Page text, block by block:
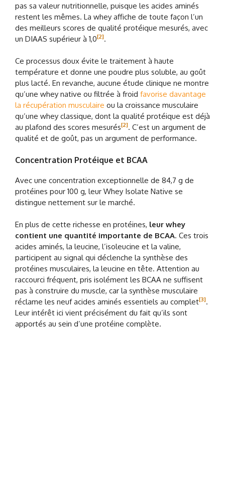
pas sa valeur nutritionnelle, puisque les acides aminés
restent les mêmes. La whey affiche de toute façon l’un
des meilleurs scores de qualité protéique mesurés, avec
un DIAAS supérieur à 1,0[2].
Ce processus doux évite le traitement à haute
température et donne une poudre plus soluble, au goût
plus lacté. En revanche, aucune étude clinique ne montre
qu’une whey native ou filtrée à froid favorise davantage
la récupération musculaire ou la croissance musculaire
qu’une whey classique, dont la qualité protéique est déjà
au plafond des scores mesurés[2]. C’est un argument de
qualité et de goût, pas un argument de performance.
Concentration Protéique et BCAA
Avec une concentration exceptionnelle de 84,7 g de
protéines pour 100 g, leur Whey Isolate Native se
distingue nettement sur le marché.
En plus de cette richesse en protéines, leur whey
contient une quantité importante de BCAA. Ces trois
acides aminés, la leucine, l’isoleucine et la valine,
participent au signal qui déclenche la synthèse des
protéines musculaires, la leucine en tête. Attention au
raccourci fréquent, pris isolément les BCAA ne suffisent
pas à construire du muscle, car la synthèse musculaire
réclame les neuf acides aminés essentiels au complet[3].
Leur intérêt ici vient précisément du fait qu’ils sont
apportés au sein d’une protéine complète.